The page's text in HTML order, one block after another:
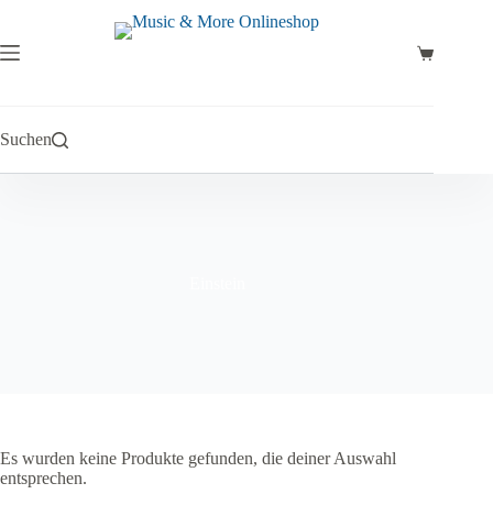
springen
Warenkorb
Suchen
Es wurden keine Produkte gefunden, die deiner Auswahl
entsprechen.